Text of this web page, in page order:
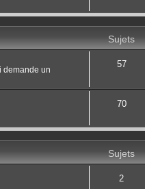
Sujets
demande un
57
70
Sujets
2